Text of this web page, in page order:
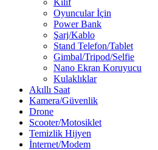
Kılıf
Oyuncular İçin
Power Bank
Şarj/Kablo
Stand Telefon/Tablet
Gimbal/Tripod/Selfie
Nano Ekran Koruyucu
Kulaklıklar
Akıllı Saat
Kamera/Güvenlik
Drone
Scooter/Motosiklet
Temizlik Hijyen
İnternet/Modem